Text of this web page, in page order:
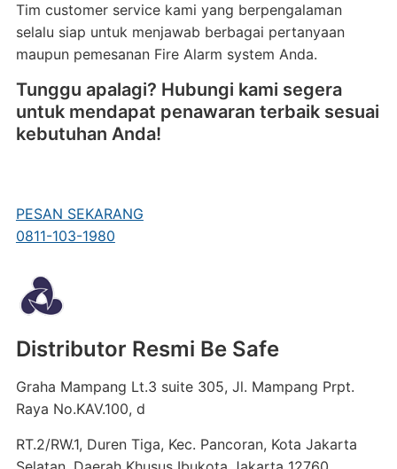
Tim customer service kami yang berpengalaman
selalu siap untuk menjawab berbagai pertanyaan
maupun pemesanan Fire Alarm system Anda.
Tunggu apalagi? Hubungi kami segera
untuk mendapat penawaran terbaik sesuai
kebutuhan Anda!
PESAN SEKARANG
0811-103-1980
Distributor Resmi Be Safe
Graha Mampang Lt.3 suite 305, Jl. Mampang Prpt.
Raya No.KAV.100, d
RT.2/RW.1, Duren Tiga, Kec. Pancoran, Kota Jakarta